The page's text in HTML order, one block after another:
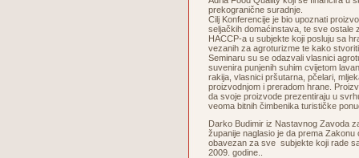
prekogranične suradnje.
Cilj Konferencije je bio upoznati
seljačkih domaćinstava, te sve ostale
HACCP-a u subjekte koji posluju sa
vezanih za agroturizme te kako
Seminaru su se odazvali vlasnici
suvenira punjenih suhim cvijetom
rakija, vlasnici pršutarna, pčelari,
proizvodnjom i preradom hrane.
da svoje proizvode prezentiraju u
veoma bitnih čimbenika turističke
Darko Budimir iz Nastavnog Zavoda
županije naglasio je da prema
obavezan za sve subjekte koji rade
2009. godine..